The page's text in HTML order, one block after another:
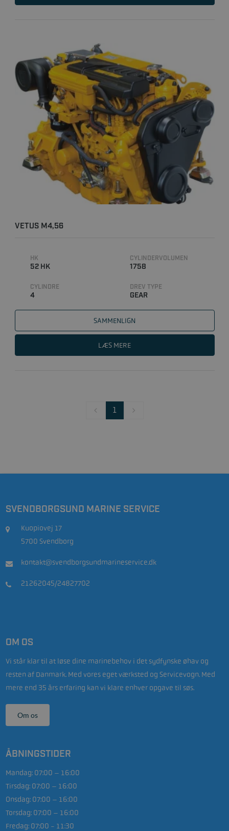
VETUS M4,56
HK
52 HK
CYLINDERVOLUMEN
1758
CYLINDRE
4
DREV TYPE
GEAR
SAMMENLIGN
LÆS MERE
1
SVENDBORGSUND MARINE SERVICE
Kuopiovej 17
5700 Svendborg
kontakt@svendborgsundmarineservice.dk
21262045/24827702
OM OS
Vi står klar til at løse dine marinebehov i det sydfynske øhav og
resten af Danmark. Med vores eget værksted og Servicevogn. Med
mere end 35 års erfaring kan vi klare enhver opgave til søs.
Om os
ÅBNINGSTIDER
Mandag:07:00 – 16:00
Tirsdag:07:00 – 16:00
Onsdag:07:00 – 16:00
Torsdag:07:00 – 16:00
Fredag:07:00 - 11:30